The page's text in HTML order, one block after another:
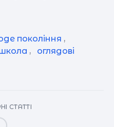
покоління ,
,
оглядові
СТАТТІ